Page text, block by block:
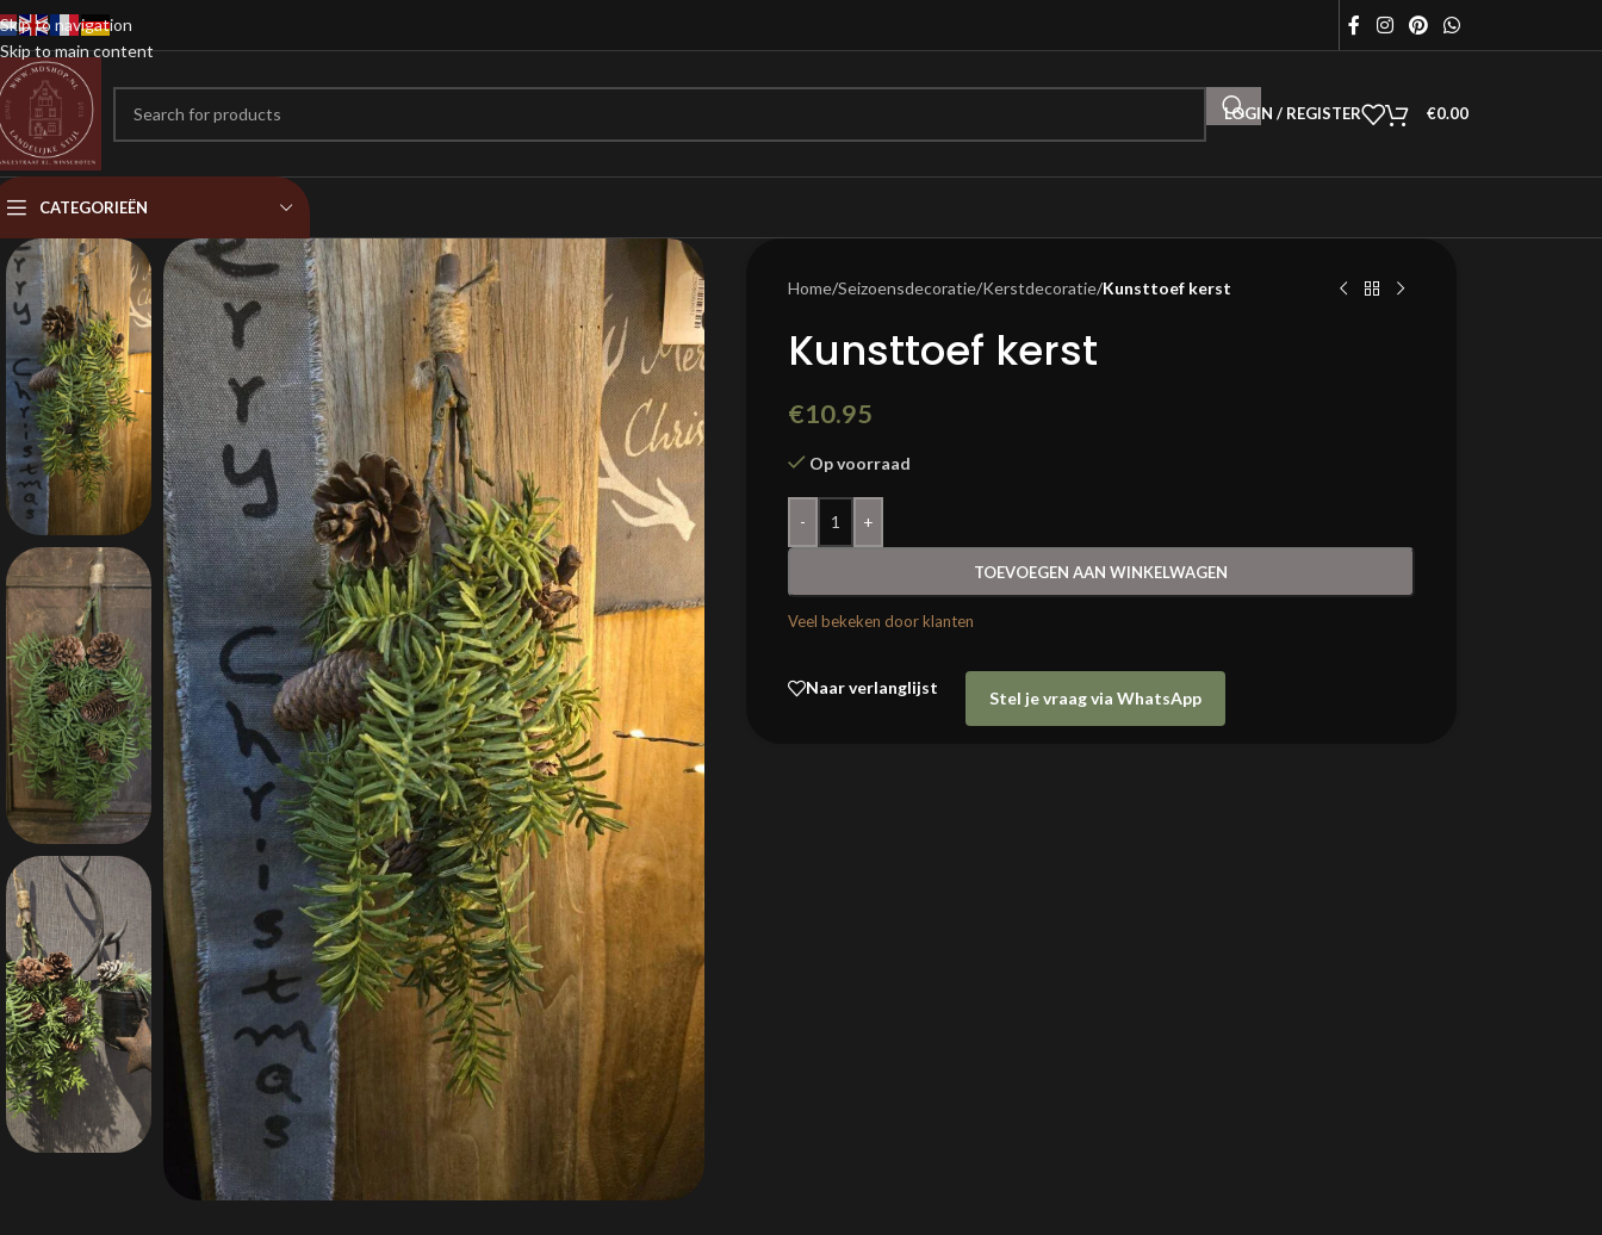
Skip to navigation
Skip to main content
LOGIN / REGISTER €0.00
CATEGORIEËN
Home/Seizoensdecoratie/Kerstdecoratie/Kunsttoef kerst
Kunsttoef kerst
€10.95
Op voorraad
- +
TOEVOEGEN AAN WINKELWAGEN
Veel bekeken door klanten
Naar verlanglijst
Stel je vraag via WhatsApp